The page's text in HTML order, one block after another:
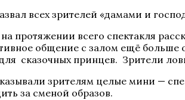
всех зрителей «дамами и
протяжении всего спектакля
общение с залом ещё
для сказочных принцев. Зрители
зрителям целые мини —
за сменой образов.